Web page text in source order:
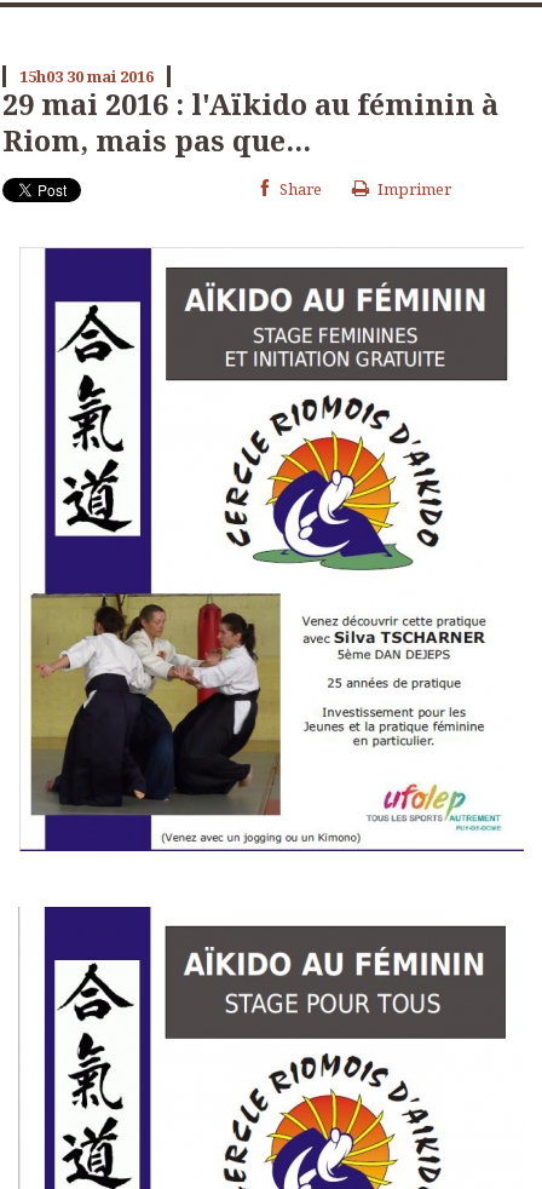
15h03 30mai 2016
29 mai 2016 : l'Aïkido au féminin à
Riom, mais pas que...
Share Imprimer